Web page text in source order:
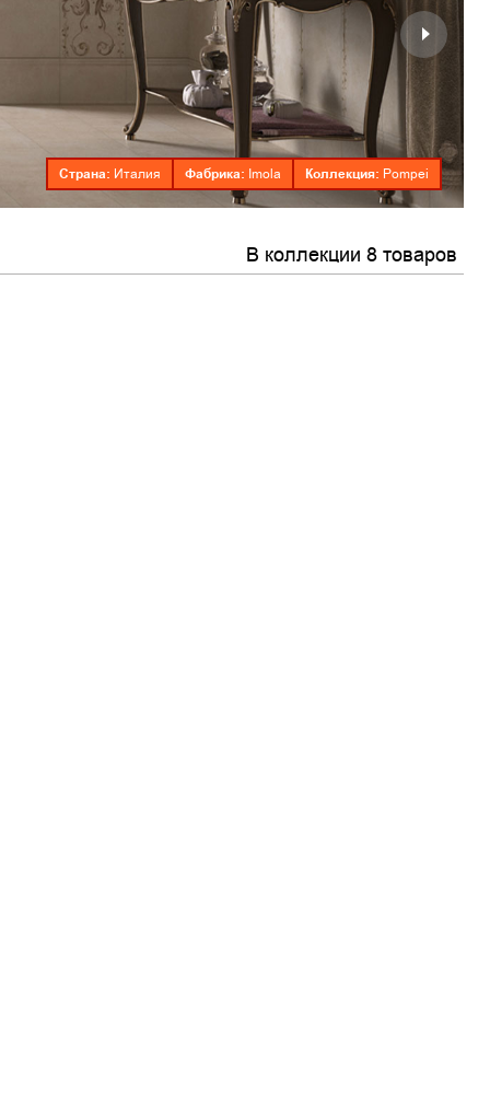
Страна: Италия Фабрика: Imola Коллекция: Pompei
В коллекции 8 товаров